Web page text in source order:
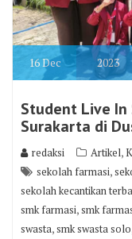
16Dec 2023
Student Live In
Surakarta di
redaksi Artikel,
sekolah farmasi,
sekolah kecantikan
smk farmasi,smk
swasta,smk swasta solo